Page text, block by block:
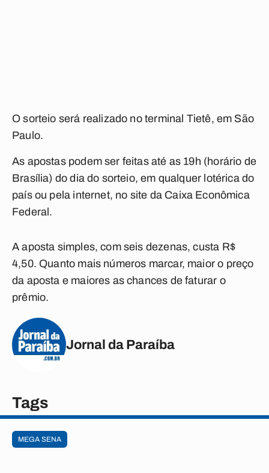
O sorteio será realizado no terminal Tietê, em São
Paulo.
As apostas podem ser feitas até as 19h (horário de
Brasília) do dia do sorteio, em qualquer lotérica do
país ou pela internet, no site da Caixa Econômica
Federal.
A aposta simples, com seis dezenas, custa R$
4,50. Quanto mais números marcar, maior o preço
da aposta e maiores as chances de faturar o
prêmio.
Jornal da Paraíba
Tags
MEGA SENA